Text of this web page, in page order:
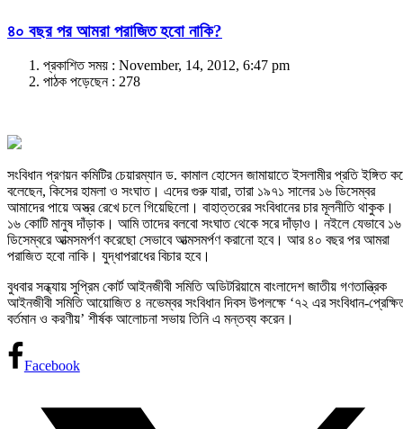
৪০ বছর পর আমরা পরাজিত হবো নাকি?
প্রকাশিত সময় : November, 14, 2012, 6:47 pm
পাঠক পড়েছেন : 278
সংবিধান প্রণয়ন কমিটির চেয়ারম্যান ড. কামাল হোসেন জামায়াতে ইসলামীর প্রতি ইঙ্গিত
বলেছেন, কিসের হামলা ও সংঘাত। এদের গুরু যারা, তারা ১৯৭১ সালের ১৬ ডিসেম্বর
আমাদের পায়ে অস্ত্র রেখে চলে গিয়েছিলো। বাহাত্তরের সংবিধানের চার মূলনীতি থাকুক।
১৬ কোটি মানুষ দাঁড়াক। আমি তাদের বলবো সংঘাত থেকে সরে দাঁড়াও। নইলে যেভাবে ১৬
ডিসেম্বরে আত্মসমর্পণ করেছো সেভাবে আত্মসমর্পণ করানো হবে। আর ৪০ বছর পর আমরা
পরাজিত হবো নাকি। যুদ্ধাপরাধের বিচার হবে।
বুধবার সন্ধ্যায় সুপ্রিম কোর্ট আইনজীবী সমিতি অডিটরিয়ামে বাংলাদেশ জাতীয় গণতান্ত্রিক
আইনজীবী সমিতি আয়োজিত ৪ নভেম্বর সংবিধান দিবস উপলক্ষে ‘৭২ এর সংবিধান-
বর্তমান ও করণীয়’ শীর্ষক আলোচনা সভায় তিনি এ মন্তব্য করেন।
Facebook